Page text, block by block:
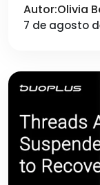
Autor:Olivia
7 de agosto